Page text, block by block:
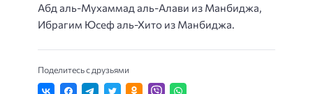
Абд аль-Мухаммад аль-Алави из Манбиджа,
Ибрагим Юсеф аль-Хито из Манбиджа.
Поделитесь с друзьями